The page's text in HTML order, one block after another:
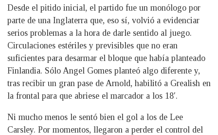
Desde el pitido inicial, el partido fue un monólogo por
parte de una Inglaterra que, eso sí, volvió a evidenciar
serios problemas a la hora de darle sentido al juego.
Circulaciones estériles y previsibles que no eran
suficientes para desarmar el bloque que había planteado
Finlandia. Sólo Angel Gomes planteó algo diferente y,
tras recibir un gran pase de Arnold, habilitó a Grealish en
la frontal para que abriese el marcador a los 18′.
Ni mucho menos le sentó bien el gol a los de Lee
Carsley. Por momentos, llegaron a perder el control del